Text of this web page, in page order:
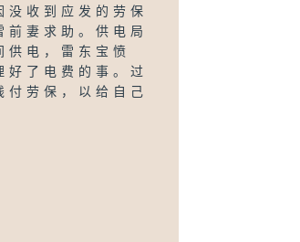
没收到应发的劳保
前妻求助。供电局
供电，雷东宝愤
好了电费的事。过
付劳保，以给自己